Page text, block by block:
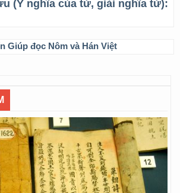
(Ý nghĩa của từ, giải nghĩa từ):
Giúp đọc Nôm và Hán Việt